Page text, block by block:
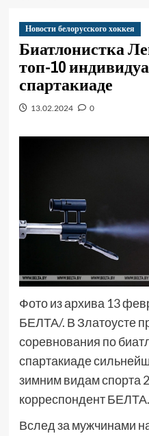
Новости белорусского хоккея
Биатлонистка
топ-10
спартакиаде
13.02.2024 0
Фото из архива 13
БЕЛТА/. В Златоусте
соревнования по
спартакиаде
зимним видам спорта
корреспондент БЕЛТА.
Вслед за мужчинами